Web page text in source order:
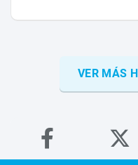
VER MÁS